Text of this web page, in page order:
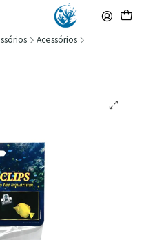
149,90€ (Envio extresso: 14,90€)
Acessórios